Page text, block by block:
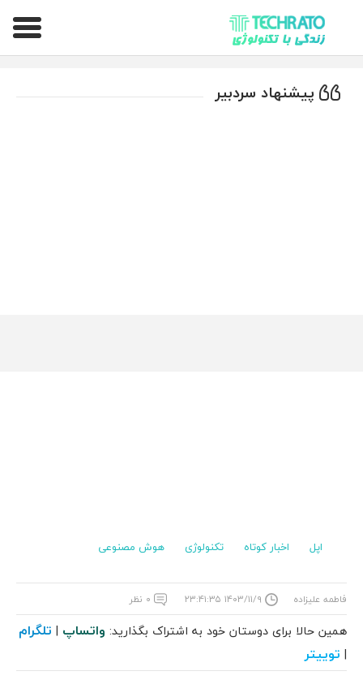
تکراتو – زندگی با تکنولوژی
پیشنهاد سردبیر
اپل اخبار کوتاه تکنولوژی هوش مصنوعی
فاطمه علیزاده ۱۴۰۳/۱۱/۹ ۲۳:۴۱:۳۵ ۰ نظر
همین حالا برای دوستان خود به اشتراک بگذارید: واتساپ | تلگرام
| توییتر